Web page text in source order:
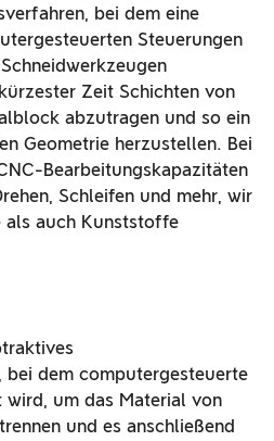
bei dem eine
Steuerungen
Zeit Schichten von
abzutragen und so ein
Geometrie herzustellen. Bei
Bearbeitungskapazitäten
Schleifen und mehr, wir
als auch Kunststoffe
bei dem computergesteuerte
wird, um das Material von
und es anschließend